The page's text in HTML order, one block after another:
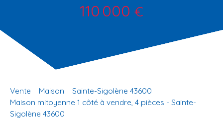
110 000 €
Vente Maison
Sainte-Sigolène 43600
Maison mitoyenne 1 côté à vendre, 4 pièces - Sainte-
Sigolène 43600